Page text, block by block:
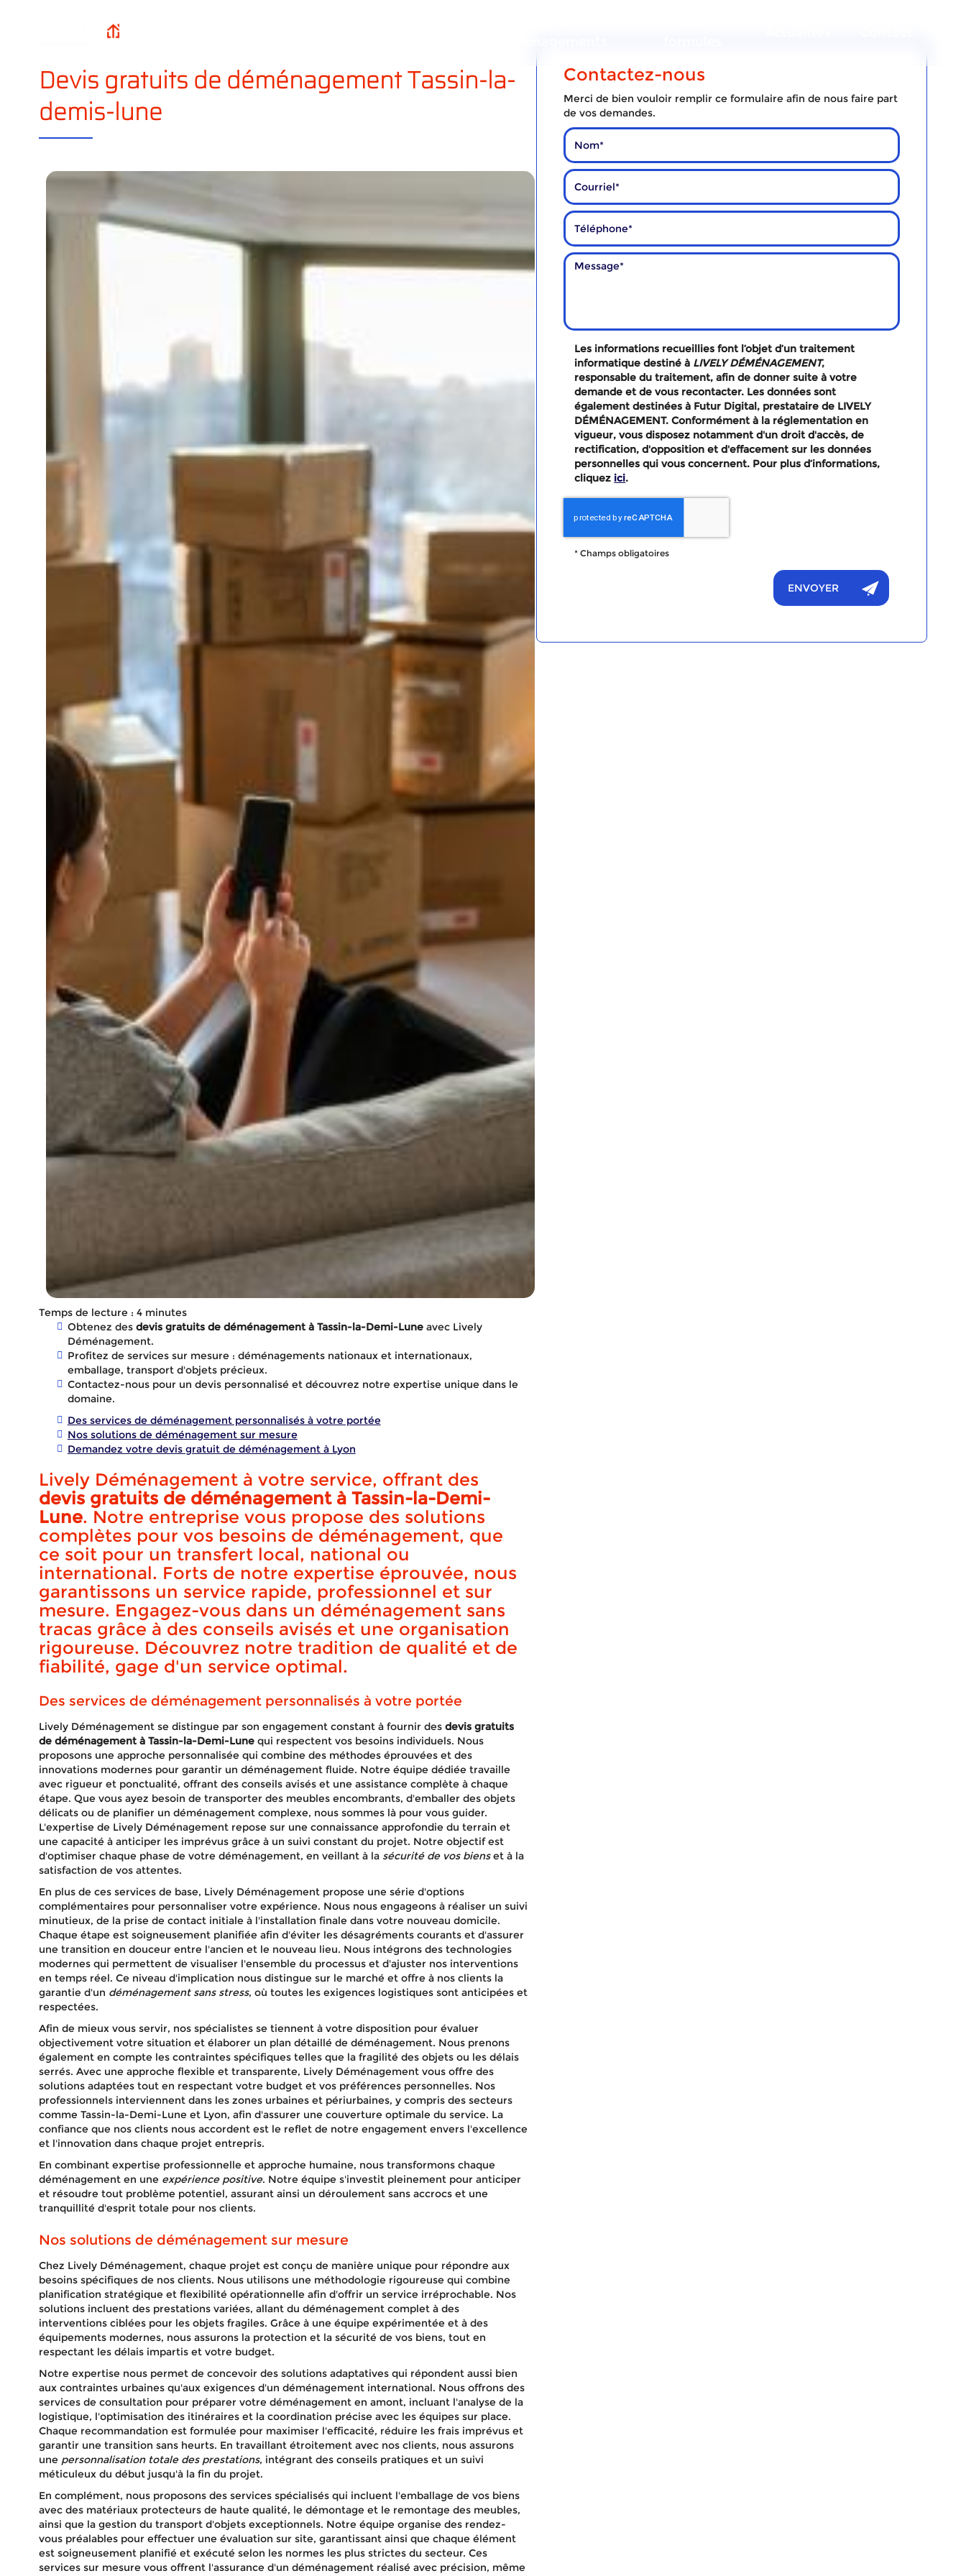
Devis gratuits de
déménagement Tassin-la-
demis-lune
APPELEZ-NOUS !
Devis gratuits de déménagement Tassin-la-
demis-lune
Temps de lecture : 4 minutes
Obtenez des devis gratuits de déménagement à Tassin-la-Demi-Luneavec Lively
Déménagement.
Profitez de services sur mesure : déménagements nationaux et internationaux,
emballage, transport d'objets précieux.
Contactez-nous pour un devis personnalisé et découvrez notre expertise unique dans le
domaine.
Des services de déménagement personnalisés à votre portée
Nos solutions de déménagement sur mesure
Demandez votre devis gratuit de déménagement à Lyon
Lively Déménagement à votre service, offrant des
devis gratuits de déménagement à Tassin-la-Demi-
Lune. Notre entreprise vous propose des solutions
complètes pour vos besoins de déménagement, que
ce soit pour un transfert local, national ou
international. Forts de notre expertise éprouvée, nous
garantissons un service rapide, professionnel et sur
mesure. Engagez-vous dans un déménagement sans
tracas grâce à des conseils avisés et une organisation
rigoureuse. Découvrez notre tradition de qualité et de
fiabilité, gage d'un service optimal.
Des services de déménagement personnalisés à votre portée
Lively Déménagement se distingue par son engagement constant à fournir des devis gratuits
de déménagement à Tassin-la-Demi-Lunequi respectent vos besoins individuels. Nous
proposons une approche personnalisée qui combine des méthodes éprouvées et des
innovations modernes pour garantir un déménagement fluide. Notre équipe dédiée travaille
avec rigueur et ponctualité, offrant des conseils avisés et une assistance complète à chaque
étape. Que vous ayez besoin de transporter des meubles encombrants, d'emballer des objets
délicats ou de planifier un déménagement complexe, nous sommes là pour vous guider.
L'expertise de Lively Déménagement repose sur une connaissance approfondie du terrain et
une capacité à anticiper les imprévus grâce à un suivi constant du projet. Notre objectif est
d'optimiser chaque phase de votre déménagement, en veillant à la sécurité de vos bienset à la
satisfaction de vos attentes.
En plus de ces services de base, Lively Déménagement propose une série d'options
complémentaires pour personnaliser votre expérience. Nous nous engageons à réaliser un suivi
minutieux, de la prise de contact initiale à l'installation finale dans votre nouveau domicile.
Chaque étape est soigneusement planifiée afin d'éviter les désagréments courants et d'assurer
une transition en douceur entre l'ancien et le nouveau lieu. Nous intégrons des technologies
modernes qui permettent de visualiser l'ensemble du processus et d'ajuster nos interventions
en temps réel. Ce niveau d'implication nous distingue sur le marché et offre à nos clients la
garantie d'un déménagement sans stress, où toutes les exigences logistiques sont anticipées et
respectées.
Afin de mieux vous servir, nos spécialistes se tiennent à votre disposition pour évaluer
objectivement votre situation et élaborer un plan détaillé de déménagement. Nous prenons
également en compte les contraintes spécifiques telles que la fragilité des objets ou les délais
serrés. Avec une approche flexible et transparente, Lively Déménagement vous offre des
solutions adaptées tout en respectant votre budget et vos préférences personnelles. Nos
professionnels interviennent dans les zones urbaines et périurbaines, y compris des secteurs
comme Tassin-la-Demi-Lune et Lyon, afin d'assurer une couverture optimale du service. La
confiance que nos clients nous accordent est le reflet de notre engagement envers l'excellence
et l'innovation dans chaque projet entrepris.
En combinant expertise professionnelle et approche humaine, nous transformons chaque
déménagement en une expérience positive. Notre équipe s'investit pleinement pour anticiper
et résoudre tout problème potentiel, assurant ainsi un déroulement sans accrocs et une
tranquillité d'esprit totale pour nos clients.
Nos solutions de déménagement sur mesure
Chez Lively Déménagement, chaque projet est conçu de manière unique pour répondre aux
besoins spécifiques de nos clients. Nous utilisons une méthodologie rigoureuse qui combine
planification stratégique et flexibilité opérationnelle afin d'offrir un service irréprochable. Nos
solutions incluent des prestations variées, allant du déménagement complet à des
interventions ciblées pour les objets fragiles. Grâce à une équipe expérimentée et à des
équipements modernes, nous assurons la protection et la sécurité de vos biens, tout en
respectant les délais impartis et votre budget.
Notre expertise nous permet de concevoir des solutions adaptatives qui répondent aussi bien
aux contraintes urbaines qu'aux exigences d'un déménagement international. Nous offrons des
services de consultation pour préparer votre déménagement en amont, incluant l'analyse de la
logistique, l'optimisation des itinéraires et la coordination précise avec les équipes sur place.
Chaque recommandation est formulée pour maximiser l'efficacité, réduire les frais imprévus et
garantir une transition sans heurts. En travaillant étroitement avec nos clients, nous assurons
une personnalisation totale des prestations, intégrant des conseils pratiques et un suivi
méticuleux du début jusqu'à la fin du projet.
En complément, nous proposons des services spécialisés qui incluent l'emballage de vos biens
avec des matériaux protecteurs de haute qualité, le démontage et le remontage des meubles,
ainsi que la gestion du transport d'objets exceptionnels. Notre équipe organise des rendez-
vous préalables pour effectuer une évaluation sur site, garantissant ainsi que chaque élément
est soigneusement planifié et exécuté selon les normes les plus strictes du secteur. Ces
services sur mesure vous offrent l'assurance d'un déménagement réalisé avec précision, même
Contactez-nous
Merci de bien vouloir remplir ce formulaire afin de nous faire part
de vos demandes.
Les informations recueillies font l’objet d’un traitement
informatique destiné à LIVELY DÉMÉNAGEMENT,
responsable du traitement, afin de donner suite à votre
demande et de vous recontacter. Les données sont
également destinées à Futur Digital, prestataire de LIVELY
DÉMÉNAGEMENT. Conformément à la réglementation en
vigueur, vous disposez notamment d'un droit d'accès, de
rectification, d'opposition et d'effacement sur les données
personnelles qui vous concernent. Pour plus d’informations,
cliquez ici.
*Champs obligatoires